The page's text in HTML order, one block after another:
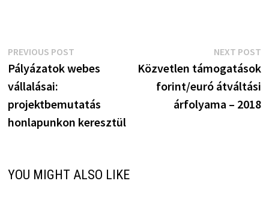
Bejegyzés
navigáció
PREVIOUS POSTPrevious
post:
Pályázatok webes
vállalásai:
projektbemutatás
honlapunkon keresztül
NEXT POST
Közvetlen támogatások
forint/euró átváltási
árfolyama – 2018
YOU MIGHT ALSO LIKE